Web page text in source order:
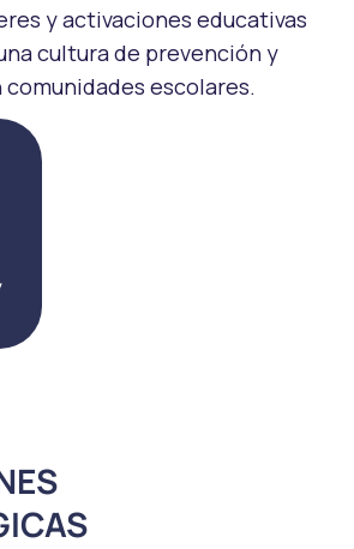
y activaciones educativas
cultura de prevención y
escolares.